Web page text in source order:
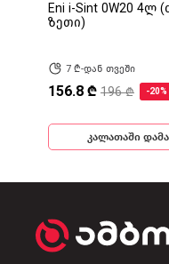
Eni i-Sint 0W20 4ლ
ზეთი)
7 ₾-დან თვეში
156.8 ₾ 196 ₾ -20%
კალათაში